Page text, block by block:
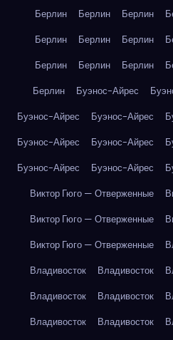
Берлин Берлин Берлин
Берлин
Берлин Берлин
Берлин
Берлин Берлин
Берлин
Буэнос-Айрес
Буэнос-Айрес
Буэнос-Айрес
Буэнос-Айрес
Буэнос-Айрес
Буэнос-Айрес
Буэнос-Айрес
Виктор Гюго — Отверженные
Виктор Гюго — Отверженные
Виктор Гюго — Отверженные
Владивосток
Владивосток
Владивосток
Владивосток
Владивосток
Владивосток